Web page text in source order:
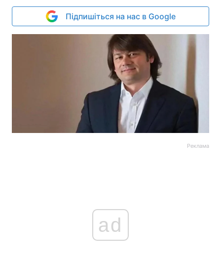
Підпишіться на нас в Google
Реклама
ad